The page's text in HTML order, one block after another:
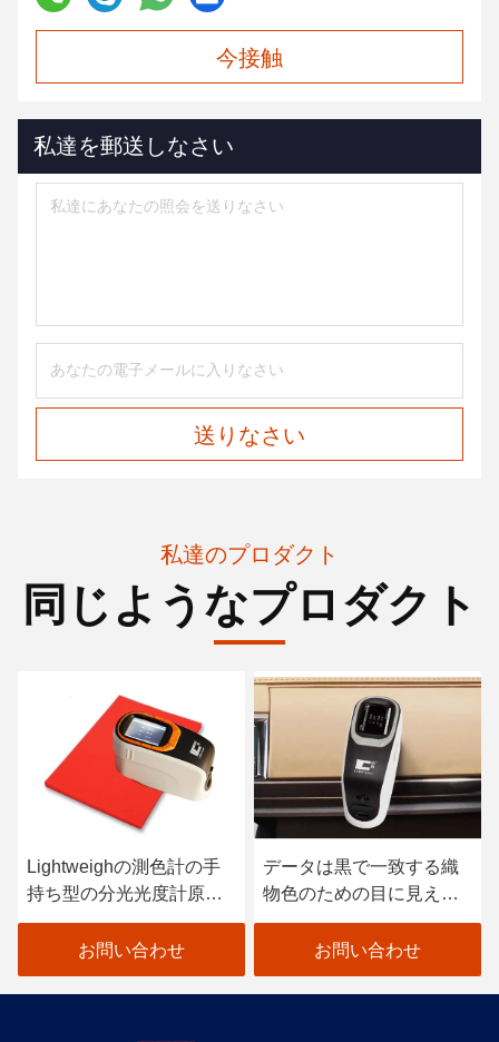
今接触
私達を郵送しなさい
送りなさい
私達のプロダクト
同じようなプロダクト
Lightweighの測色計の手
持ち型の分光光度計原子
車のペンキの走査器
お問い合わせ
データは黒で一致する織
物色のための目に見える
分光光度計を着色します
お問い合わせ